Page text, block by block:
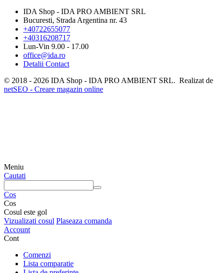
IDA Shop - IDA PRO AMBIENT SRL
Bucuresti, Strada Argentina nr. 43
+40722655077
+40316208717
Lun-Vin 9.00 - 17.00
office@ida.ro
Detalii Contact
© 2018 - 2026 IDA Shop - IDA PRO AMBIENT SRL. Realizat de
netSEO - Creare magazin online
Meniu
Cautati
Cos
Cos
Cosul este gol
Vizualizati cosul Plaseaza comanda
Account
Cont
Comenzi
Lista comparatie